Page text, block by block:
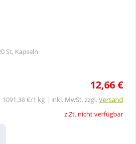
St, Kapseln
12,66 €
1091,38 €/1 kg | inkl. MwSt. zzgl.Versand
z.Zt. nicht verfügbar